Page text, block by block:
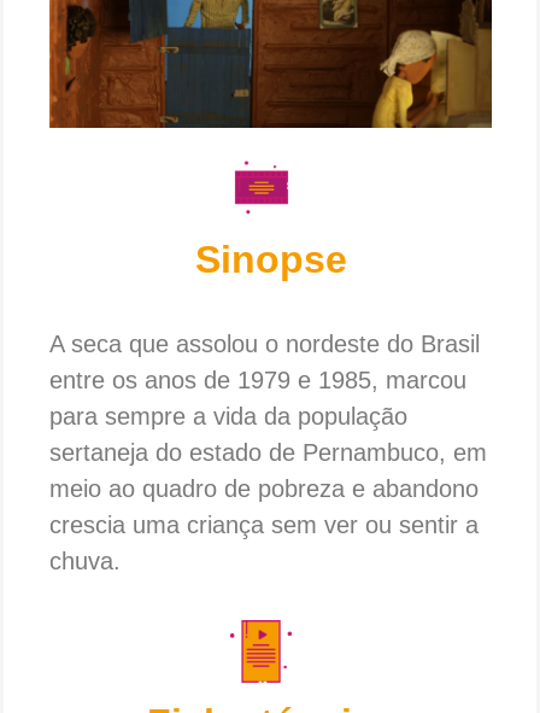
Sinopse
A seca que assolou o nordeste do Brasil
entre os anos de 1979 e 1985, marcou
para sempre a vida da população
sertaneja do estado de Pernambuco, em
meio ao quadro de pobreza e abandono
crescia uma criança sem ver ou sentir a
chuva.